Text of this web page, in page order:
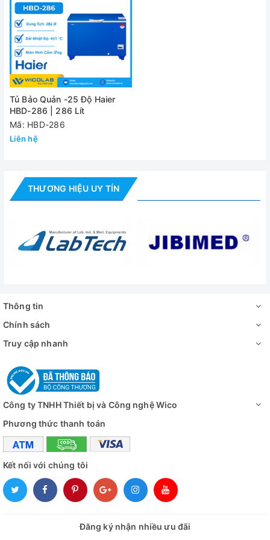
- Hiển thị màn hình LCD
- Kích thước bên ngoài (WxDxH):
- Trọng lượng tủ: 85kg
- Nguồn điện: 220 – 240V/ 50Hz
- Công suất: 166W
Đánh giá
Tủ Bảo Quản -25 Độ Haier
HBD-286 | 286 Lít
Mã: HBD-286
Liên hệ
THƯƠNG HIỆU UY TÍN
Thông tin
Chính sách
Truy cập nhanh
Công ty TNHH Thiết bị và Công nghệ Wico
Phương thức thanh toán
Kết nối với chúng tôi
Đăng ký nhận nhiều ưu đãi